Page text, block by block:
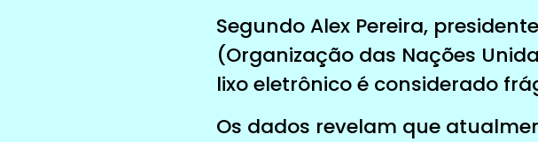
Segundo Alex Pereira,
(Organização das Nações
lixo eletrônico é considerado
Os dados revelam que